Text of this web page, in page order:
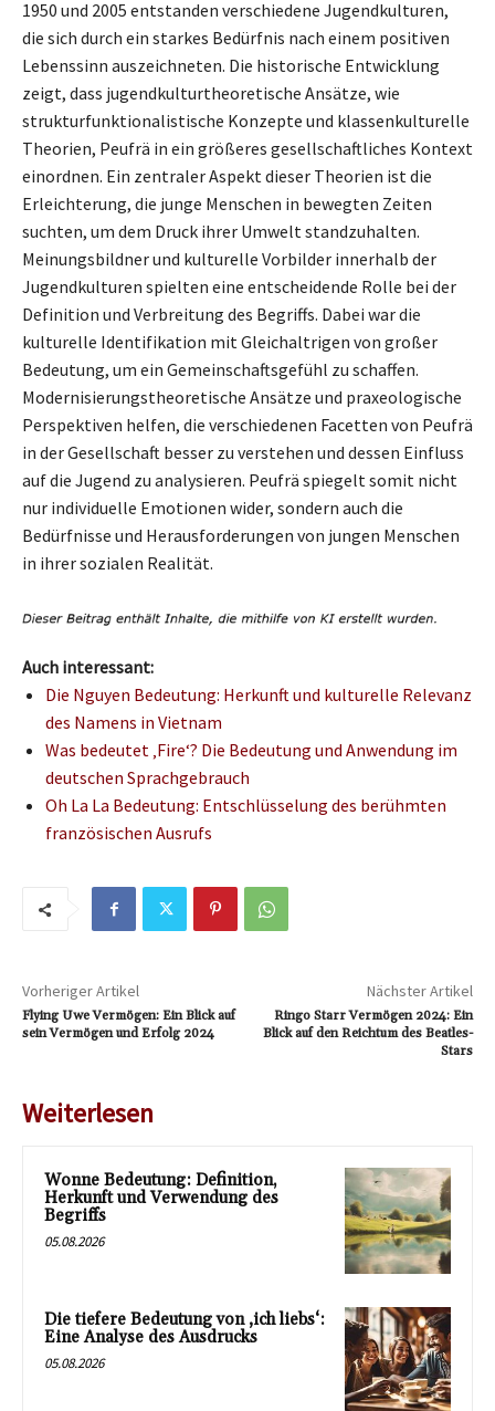
1950 und 2005 entstanden verschiedene Jugendkulturen,
die sich durch ein starkes Bedürfnis nach einem positiven
Lebenssinn auszeichneten. Die historische Entwicklung
zeigt, dass jugendkulturtheoretische Ansätze, wie
strukturfunktionalistische Konzepte und klassenkulturelle
Theorien, Peufrä in ein größeres gesellschaftliches Kontext
einordnen. Ein zentraler Aspekt dieser Theorien ist die
Erleichterung, die junge Menschen in bewegten Zeiten
suchten, um dem Druck ihrer Umwelt standzuhalten.
Meinungsbildner und kulturelle Vorbilder innerhalb der
Jugendkulturen spielten eine entscheidende Rolle bei der
Definition und Verbreitung des Begriffs. Dabei war die
kulturelle Identifikation mit Gleichaltrigen von großer
Bedeutung, um ein Gemeinschaftsgefühl zu schaffen.
Modernisierungstheoretische Ansätze und praxeologische
Perspektiven helfen, die verschiedenen Facetten von Peufrä
in der Gesellschaft besser zu verstehen und dessen Einfluss
auf die Jugend zu analysieren. Peufrä spiegelt somit nicht
nur individuelle Emotionen wider, sondern auch die
Bedürfnisse und Herausforderungen von jungen Menschen
in ihrer sozialen Realität.
Auch interessant:
Die Nguyen Bedeutung: Herkunft und kulturelle Relevanz
des Namens in Vietnam
Was bedeutet ‚Fire‘? Die Bedeutung und Anwendung im
deutschen Sprachgebrauch
Oh La La Bedeutung: Entschlüsselung des berühmten
französischen Ausrufs
Vorheriger Artikel
Flying Uwe Vermögen: Ein Blick auf
sein Vermögen und Erfolg 2024
Nächster Artikel
Ringo Starr Vermögen 2024: Ein
Blick auf den Reichtum des Beatles-
Stars
Weiterlesen
Wonne Bedeutung: Definition,
Herkunft und Verwendung des
Begriffs
05.08.2026
Die tiefere Bedeutung von ‚ich liebs‘:
Eine Analyse des Ausdrucks
05.08.2026